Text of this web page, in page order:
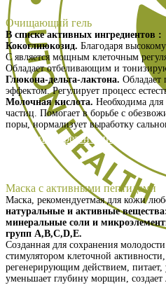
Очищающий гель
В списке активных ингредиентов :
Кокоглиюкозид. Благодаря
С является мощным клеточным
Обладает отбеливающим и
Глюкона-дельта-лактона. Обладает
эффектом. Регулирует процесс
Молочная кислота. Необходима
частиц. Помогает в борьбе с
поры, нормализует выработку
Получить презентацию
Маска с активными пептидами
Маска, рекомендуетмая для кожи
натуральные и активные
минеральные соли и
групп А,В,С,D,Е.
Созданная для сохранения
стимулятором клеточной
регенерирующим действием, питает,
уменьшает глубину морщин, создает